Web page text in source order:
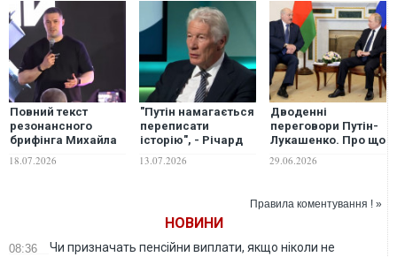
Повний текст
резонансного
брифінга Михайла
Федорова
18.07.2026
"Путін намагається
переписати
історію", - Річард
Гір викрив
російську
13.07.2026
Дводенні
переговори Путін-
Лукашенко. Про що
не домовилися
диктатори? - Вадим
29.06.2026
Правила коментування ! »
НОВИНИ
08:36
Чи призначать пенсійни виплати, якщо ніколи не